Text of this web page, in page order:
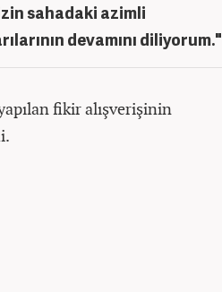
sahadaki azimli
devamını diliyorum."
fikir alışverişinin